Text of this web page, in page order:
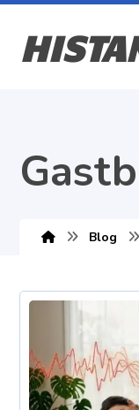
Blog